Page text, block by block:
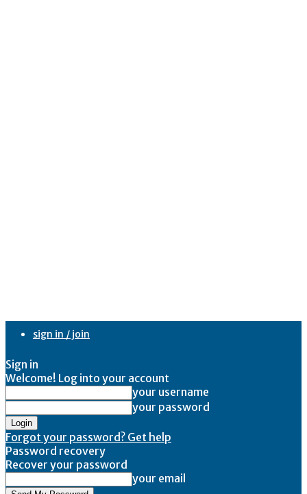
sign in / join
Sign in
Welcome! Log into your account
your username
your password
Forgot your password? Get help
Password recovery
Recover your password
your email